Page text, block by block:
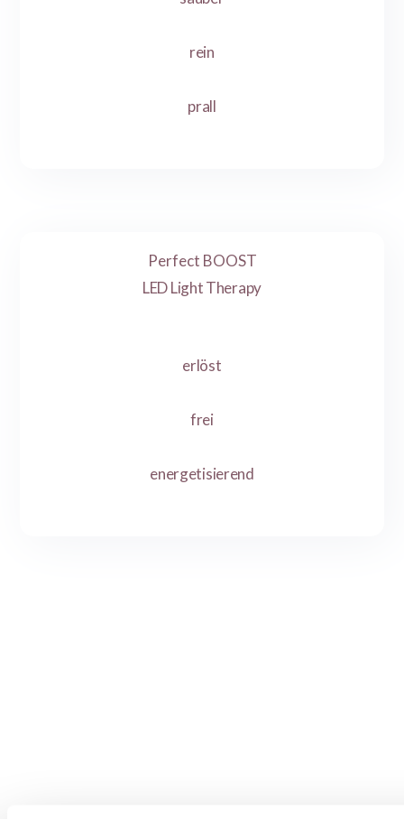
rein
prall
Perfect BOOST
LED Light Therapy
erlöst
frei
energetisierend